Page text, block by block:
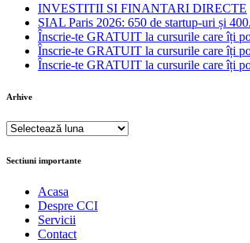
INVESTITII SI FINANTARI DIRECTE
SIAL Paris 2026: 650 de startup-uri și
Înscrie-te GRATUIT la cursurile care îți
Înscrie-te GRATUIT la cursurile care îți
Înscrie-te GRATUIT la cursurile care îți
Arhive
Arhive
Sectiuni importante
Acasa
Despre CCI
Servicii
Contact